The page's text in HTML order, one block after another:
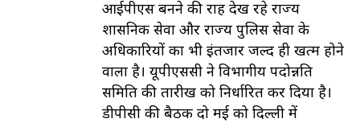
आईपीएस बनने की राह देख रहे राज्य
प्रशासनिक सेवा और राज्य पुलिस सेवा के
अधिकारियों का भी इंतजार जल्द ही खत्म होने
वाला है। यूपीएससी ने विभागीय पदोन्नति
समिति की तारीख को निर्धारित कर दिया है।
डीपीसी की बैठक दो मई को दिल्ली में